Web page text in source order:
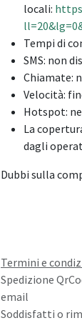
locali:
Tempi di
SMS: non
Chiamate:
Velocità:
Hotspot:
La
dagli
Dubbi sulla
Termini e
Spedizione
email
Soddisfatti o